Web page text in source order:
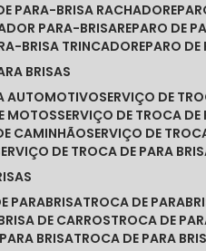
DE PARA-BRISA RACHADO
PARA-BRISA REPARO DE
BRISA TRINCADO REPARO
BRISAS
AUTOMOTIVO SERVIÇO DE
MOTOS SERVIÇO DE TROCA
CAMINHÃO SERVIÇO DE
SERVIÇO DE TROCA DE PARA
PARABRISA TROCA DE
DE CARROS TROCA DE
BRISA TROCA DE PARA